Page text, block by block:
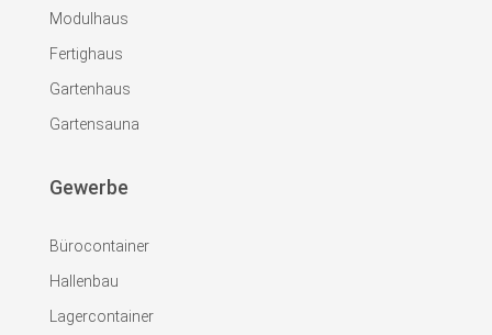
Modulhaus
Fertighaus
Gartenhaus
Gartensauna
Gewerbe
Bürocontainer
Hallenbau
Lagercontainer